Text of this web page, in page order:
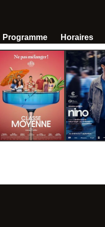
Programme Horaires